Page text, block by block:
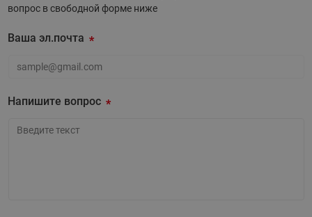
вопрос в свободной форме ниже
Ваша эл.почта
Напишите вопрос